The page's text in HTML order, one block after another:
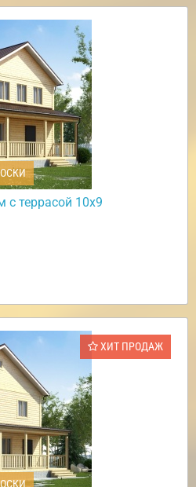
террасой 10х9
ХИТ ПРОДАЖ